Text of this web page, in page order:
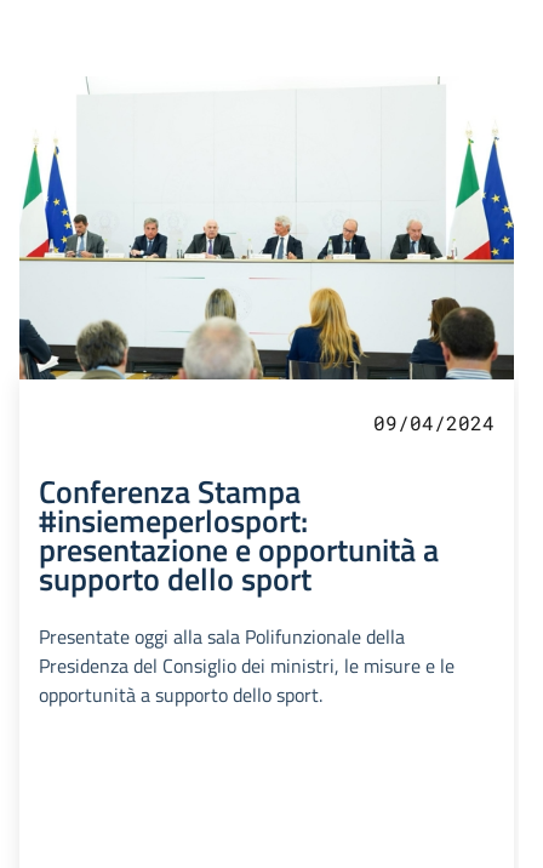
09/04/2024
Conferenza Stampa
#insiemeperlosport:
presentazione e opportunità a
supporto dello sport
Presentate oggi alla sala Polifunzionale della
Presidenza del Consiglio dei ministri, le misure e le
opportunità a supporto dello sport.